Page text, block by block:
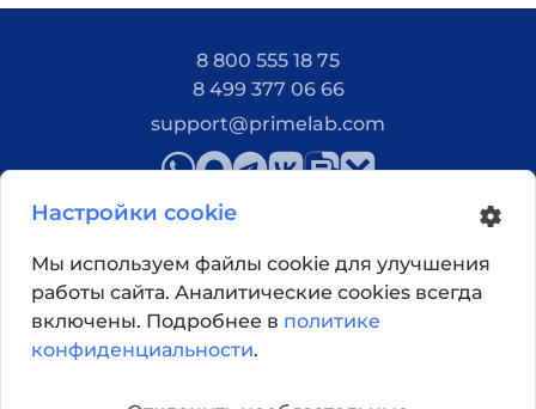
8 800 555 18 75
8 499 377 06 66
support@primelab.com
Как добраться?
Настройки cookie
Мы используем файлы cookie для улучшения
работы сайта. Аналитические cookies всегда
включены. Подробнее в политике
конфиденциальности.